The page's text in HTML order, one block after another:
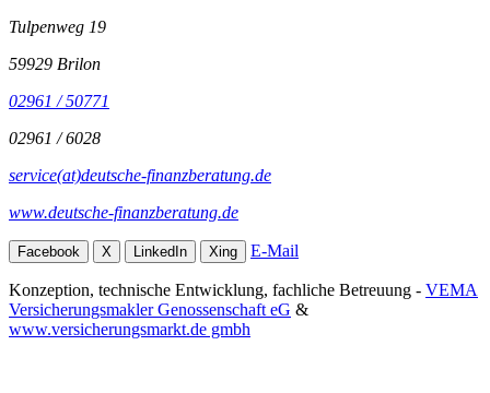
Tulpenweg 19
59929 Brilon
02961 / 50771
02961 / 6028
service(at)deutsche-finanzberatung.de
www.deutsche-finanzberatung.de
Facebook X LinkedIn Xing E-Mail
Konzeption, technische Entwicklung, fachliche Betreuung - VEMA
Versicherungsmakler Genossenschaft eG &
www.versicherungsmarkt.de gmbh